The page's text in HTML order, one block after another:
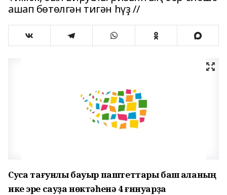
ашап бөтөлгән тигән һүҙ //
Сусҡа тағунлы бауыр паштеттары баш ҡаланың
ике эре сауҙа нөктәһенә 4 ғинуарҙа